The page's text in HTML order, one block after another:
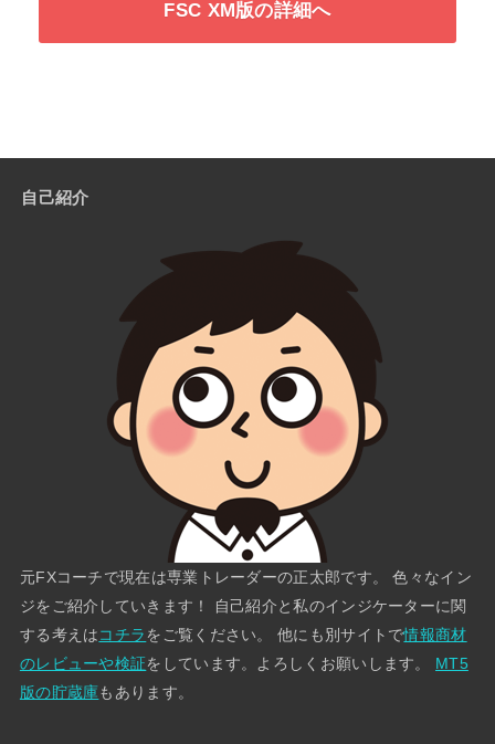
FSC XM版の詳細へ
自己紹介
元FXコーチで現在は専業トレーダーの正太郎です。 色々なイン
ジをご紹介していきます！ 自己紹介と私のインジケーターに関
する考えはコチラをご覧ください。 他にも別サイトで情報商材
のレビューや検証をしています。よろしくお願いします。 MT5
版の貯蔵庫もあります。